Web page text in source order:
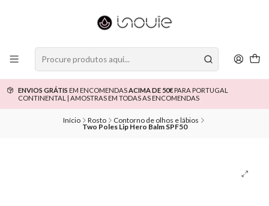
ENVIOS GRÁTIS EM ENCOMENDASACIMA DE 50€PARA PORTUGAL
CONTINENTAL | AMOSTRAS EM TODAS AS ENCOMENDAS
Início Rosto Contorno de olhos e lábios
Two Poles Lip Hero Balm SPF50